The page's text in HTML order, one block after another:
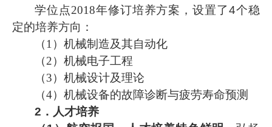
学位点2018年修订培养方案，设置了4个稳
定的培养方向：
（1）机械制造及其自动化
（2）机械电子工程
（3）机械设计及理论
（4）机械设备的故障诊断与疲劳寿命预测
2． 人才培养